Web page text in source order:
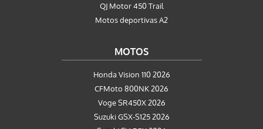
QJ Motor 450 Trail
Motos deportivas A2
MOTOS
Honda Vision 110 2026
CFMoto 800NK 2026
Voge SR450X 2026
Suzuki GSX-S125 2026